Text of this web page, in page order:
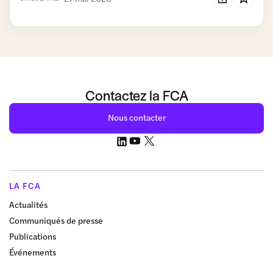
Contactez la FCA
Nous contacter
LA FCA
Actualités
Communiqués de presse
Publications
Événements